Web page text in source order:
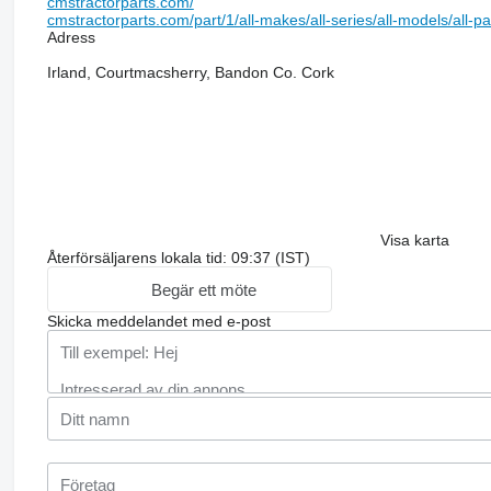
cmstractorparts.com/part/1/all-makes/all-series/all-models/all-
Adress
Irland, Courtmacsherry, Bandon Co. Cork
Visa karta
Återförsäljarens lokala tid: 09:37 (IST)
Begär ett möte
Skicka meddelandet med e-post